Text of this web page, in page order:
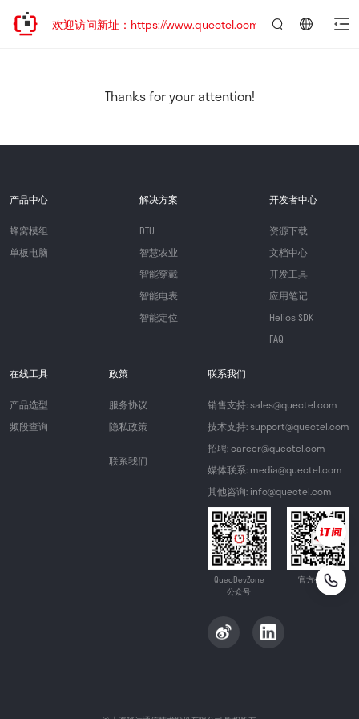
已迁移，欢迎访问新址：https://www.quectel.com.cn
Thanks for your attention!
产品中心
蜂窝模组
单板电脑
解决方案
DTU
智慧农业
智能穿戴
智能电表
智能定位
开发者中心
资源下载
文档中心
开发工具
应用笔记
Helios SDK
FAQ
在线工具
产品选型
频段查询
政策
服务协议
隐私政策
联系我们
联系我们
销售支持: sales@quectel.com
技术支持: support@quectel.com
招聘: career@quectel.com
媒体联系: media@quectel.com
其他咨询: info@quectel.com
QuecDevZone
公众号
官方公众号